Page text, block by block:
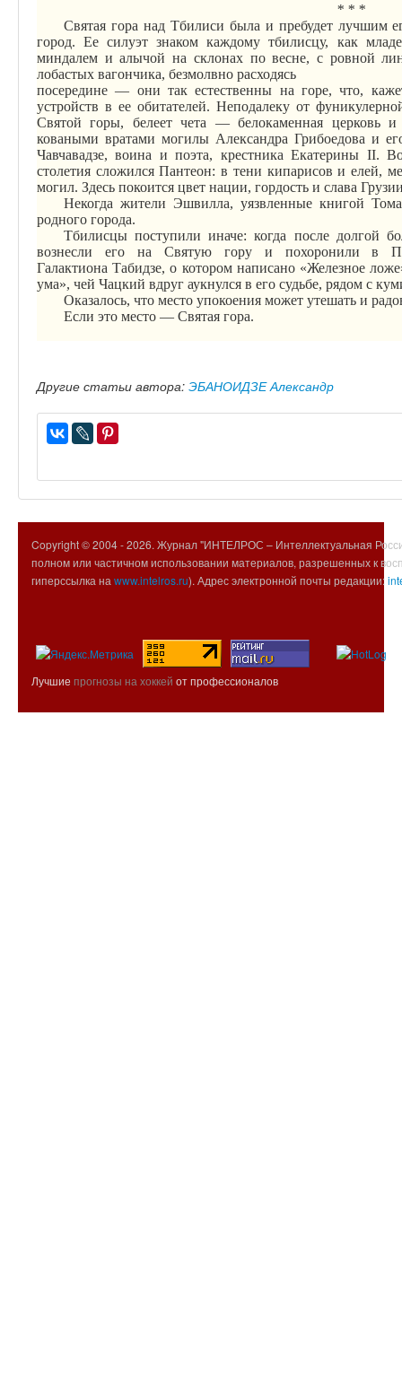
* * *
Святая гора над Тбилиси была и пребудет лучшим
город. Ее силуэт знаком каждомутбилисцу, как
миндалем и алычой на склонах по весне, с ровной
лобастых вагончика, безмолвно расходясь
посередине — они так естественны на горе, что,
устройств в ее обитателей. Неподалеку от
Святой горы, белеет чета — белокаменная церковь
коваными вратами могилы Александра Грибоедова и
Чавчавадзе, воина и поэта, крестника Екатерины II.
столетия сложился Пантеон: в тени кипарисов и елей,
могил. Здесь покоится цвет нации, гордость и слава
Некогда жители Эшвилла, уязвленные книгой
родного города.
Тбилисцы поступили иначе: когда после долгой
вознесли его на Святую гору и похоронили в
ГалактионаТабидзе, о котором написано «Железное
ума», чей Чацкий вдруг аукнулся в его судьбе, рядом с
Оказалось, что место упокоения может утешать и
Если это место — Святая гора.
Другие статьи автора: ЭБАНОИДЗЕ Александр
Copyright © 2004 -2026. Журнал "ИНТЕЛРОС – Интеллектуальная
полном или частичном использовании материалов, разрешенных к
гиперссылка на www.intelros.ru). Адрес электронной почты редакции:
Лучшие прогнозы на хоккей от профессионалов